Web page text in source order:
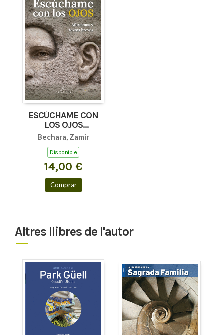
ESCÚCHAME CON
LOS OJOS
(AFORISMOS Y
TEXTOS BREVES)
Bechara, Zamir
Disponible
14,00 €
Comprar
Altres llibres de l'autor